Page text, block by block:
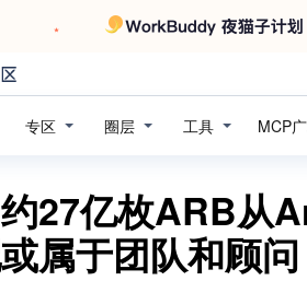
专区 圈层 工具 MCP
27亿枚ARB从
属于团队和顾问